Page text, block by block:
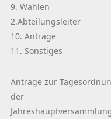
9. Wahlen
2.Abteilungsleiter
10. Anträge
11. Sonstiges
Anträge zur
der